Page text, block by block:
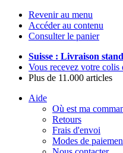
Revenir au menu
Accéder au contenu
Consulter le panier
Suisse : Livraison
Vous recevez votre colis
Plus de 11.000 articles
Aide
Où est ma
Retours
Frais d'envoi
Modes de